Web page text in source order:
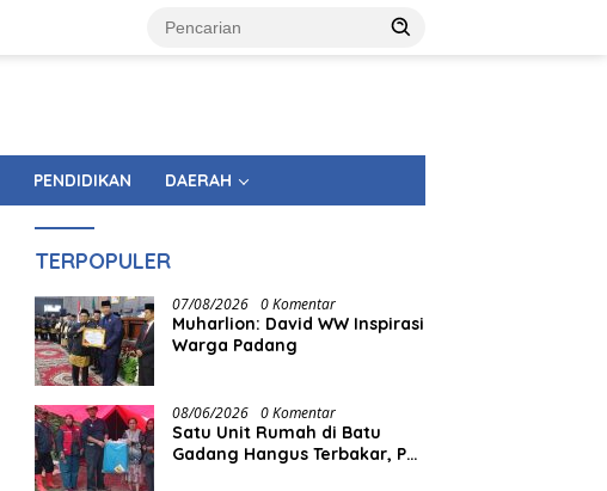
PENDIDIKAN DAERAH
TERPOPULER
07/08/2026 0 Komentar
Muharlion: David WW Inspirasi
Warga Padang
08/06/2026 0 Komentar
Satu Unit Rumah di Batu
Gadang Hangus Terbakar, PT